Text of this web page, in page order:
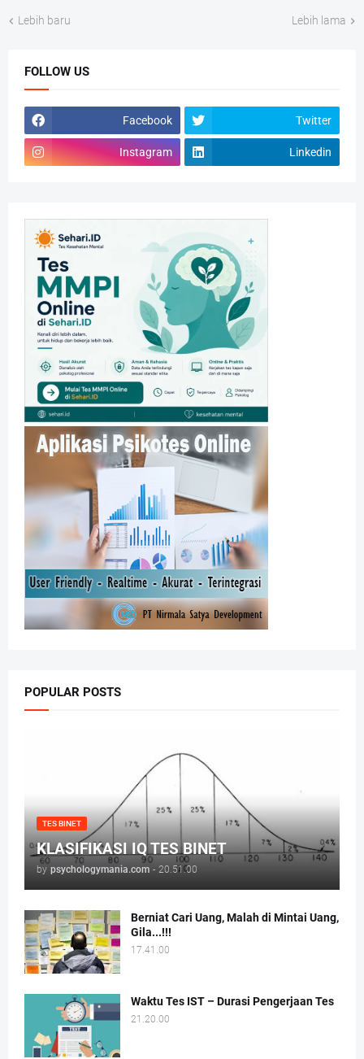
Lebih baru Lebih lama
FOLLOW US
Facebook Twitter
Instagram Linkedin
POPULAR POSTS
TES BINET
KLASIFIKASI IQ TES BINET
by psychologymania.com - 20.51.00
Berniat Cari Uang, Malah di Mintai Uang,
Gila...!!!
17.41.00
Waktu Tes IST – Durasi Pengerjaan Tes
21.20.00